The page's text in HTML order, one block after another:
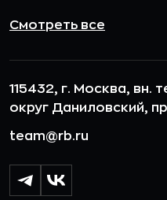
Смотреть все
115432, г. Москва, вн.
округ Даниловский,
team@rb.ru